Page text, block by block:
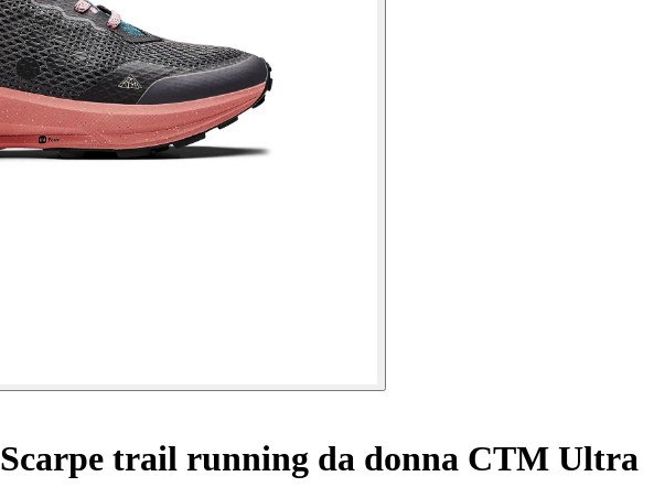
Scarpe trail running da donna CTM Ultra